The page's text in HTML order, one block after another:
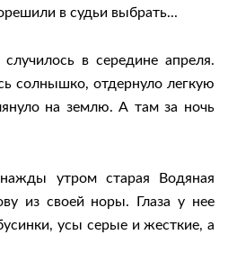
в судьи выбрать...
в середине апреля.
солнышко, отдернуло легкую
на землю. А там за ночь
утром старая Водяная
из своей норы. Глаза у нее
усы серые и жесткие, а